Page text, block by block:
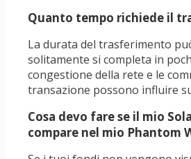
Quanto tempo richiede il
La durata del trasferimento
solitamente si completa in
congestione della rete e le
transazione possono influire
Cosa devo fare se il mio
compare nel mio Phantom